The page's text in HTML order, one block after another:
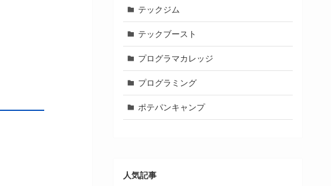
テックジム
テックブースト
プログラマカレッジ
プログラミング
ポテパンキャンプ
人気記事